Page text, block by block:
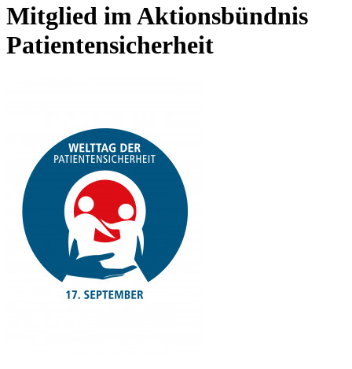
Mitglied im Aktionsbündnis
Patientensicherheit